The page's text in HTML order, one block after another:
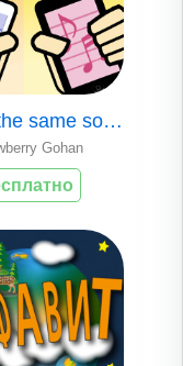
Search the same songs for each iPod
Gohan